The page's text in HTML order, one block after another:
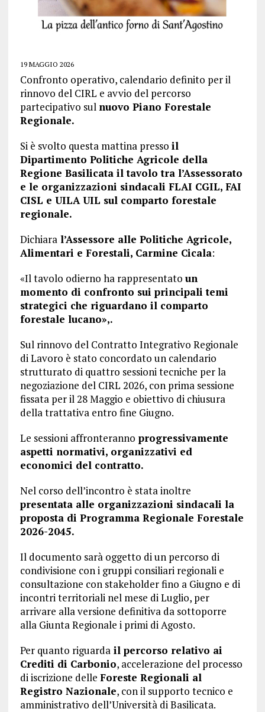
19 MAGGIO 2026
Confronto operativo, calendario definito per il
rinnovo del CIRL e avvio del percorso
partecipativo sul nuovo Piano Forestale
Regionale.
Si è svolto questa mattina presso il
Dipartimento Politiche Agricole della
Regione Basilicata il tavolo tra l’Assessorato
e le organizzazioni sindacali FLAI CGIL, FAI
CISL e UILA UIL sul comparto forestale
regionale.
Dichiaral’Assessore alle Politiche Agricole,
Alimentari e Forestali, Carmine Cicala:
«Il tavolo odierno ha rappresentato un
momento di confronto sui principali temi
strategici che riguardano il comparto
forestale lucano»,.
Sul rinnovo del Contratto Integrativo Regionale
di Lavoro è stato concordato un calendario
strutturato di quattro sessioni tecniche per la
negoziazione del CIRL 2026, con prima sessione
fissata per il 28 Maggio e obiettivo di chiusura
della trattativa entro fine Giugno.
Le sessioni affronteranno progressivamente
aspetti normativi, organizzativi ed
economici del contratto.
Nel corso dell’incontro è stata inoltre
presentata alle organizzazioni sindacali la
proposta di Programma Regionale Forestale
2026-2045.
Il documento sarà oggetto di un percorso di
condivisione con i gruppi consiliari regionali e
consultazione con stakeholder fino a Giugno e di
incontri territoriali nel mese di Luglio, per
arrivare alla versione definitiva da sottoporre
alla Giunta Regionale i primi di Agosto.
Per quanto riguardail percorso relativo ai
Crediti di Carbonio, accelerazione del processo
di iscrizione delle Foreste Regionali al
Registro Nazionale, con il supporto tecnico e
amministrativo dell’Università di Basilicata.